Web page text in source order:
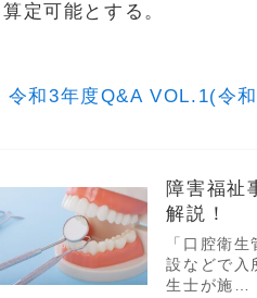
算定可能とする。
令和3年度Q&A VOL.1(令
障害福祉
解説！
「口腔衛
設などで入
生士が施…